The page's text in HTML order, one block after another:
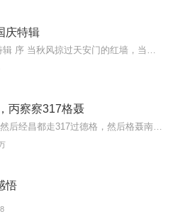
庆特辑
丙察察317格聂
悟